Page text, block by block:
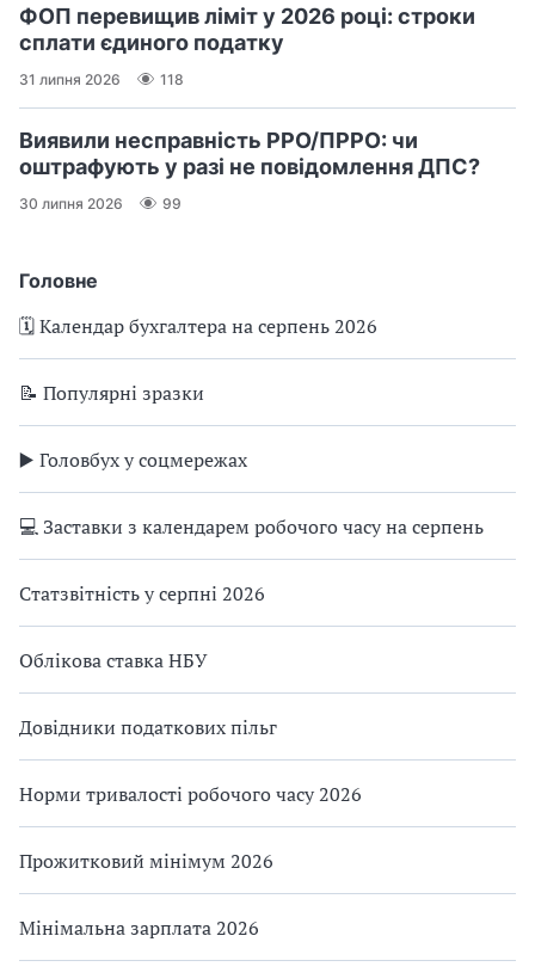
Головне
🗓️ Календар бухгалтера на серпень 2026
📝 Популярні зразки
▶️ Головбух у соцмережах
💻 Заставки з календарем робочого часу на серпень
Статзвітність у серпні 2026
Облікова ставка НБУ
Довідники податкових пільг
Норми тривалості робочого часу 2026
Прожитковий мінімум 2026
Мінімальна зарплата 2026
ФОП перевищив ліміт у 2026 році: строки
сплати єдиного податку
31 липня 2026 118
Виявили несправність РРО/ПРРО: чи
оштрафують у разі не повідомлення ДПС?
30 липня 2026 99